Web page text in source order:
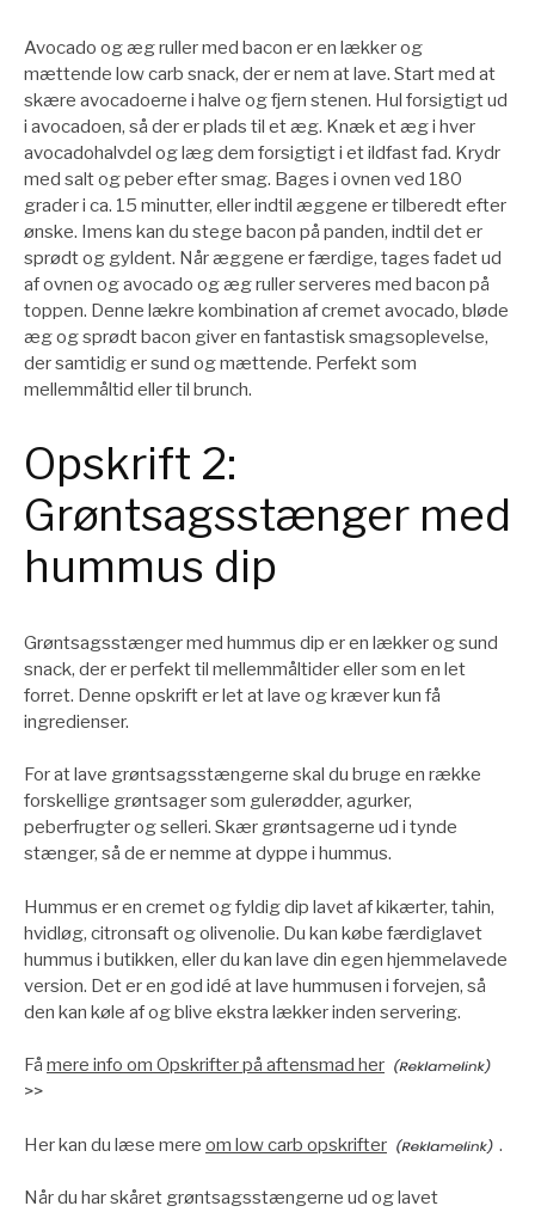
Avocado og æg ruller med bacon er en lækker og
mættende low carb snack, der er nem at lave. Start med at
skære avocadoerne i halve og fjern stenen. Hul forsigtigt ud
i avocadoen, så der er plads til et æg. Knæk et æg i hver
avocadohalvdel og læg dem forsigtigt i et ildfast fad. Krydr
med salt og peber efter smag. Bages i ovnen ved 180
grader i ca. 15 minutter, eller indtil æggene er tilberedt efter
ønske. Imens kan du stege bacon på panden, indtil det er
sprødt og gyldent. Når æggene er færdige, tages fadet ud
af ovnen og avocado og æg ruller serveres med bacon på
toppen. Denne lækre kombination af cremet avocado, bløde
æg og sprødt bacon giver en fantastisk smagsoplevelse,
der samtidig er sund og mættende. Perfekt som
mellemmåltid eller til brunch.
Opskrift 2:
Grøntsagsstænger med
hummus dip
Grøntsagsstænger med hummus dip er en lækker og sund
snack, der er perfekt til mellemmåltider eller som en let
forret. Denne opskrift er let at lave og kræver kun få
ingredienser.
For at lave grøntsagsstængerne skal du bruge en række
forskellige grøntsager som gulerødder, agurker,
peberfrugter og selleri. Skær grøntsagerne ud i tynde
stænger, så de er nemme at dyppe i hummus.
Hummus er en cremet og fyldig dip lavet af kikærter, tahin,
hvidløg, citronsaft og olivenolie. Du kan købe færdiglavet
hummus i butikken, eller du kan lave din egen hjemmelavede
version. Det er en god idé at lave hummusen i forvejen, så
den kan køle af og blive ekstra lækker inden servering.
Få mere info om Opskrifter på aftensmad her
>>
Her kan du læse mere om low carb opskrifter .
Når du har skåret grøntsagsstængerne ud og lavet